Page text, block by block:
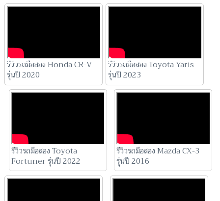
รีวิวรถมือสอง Honda CR-V
รุ่นปี 2020
รีวิวรถมือสอง Toyota Yaris
รุ่นปี 2023
รีวิวรถมือสอง Toyota
Fortuner รุ่นปี 2022
รีวิวรถมือสอง Mazda CX-3
รุ่นปี 2016